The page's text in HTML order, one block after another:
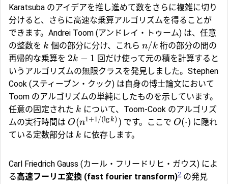
Karatsuba のアイデアを推し進めて数をさらに複雑に切り
分けると、さらに高速な乗算アルゴリズムを得ることが
できます。Andrei Toom (アンドレイ・トゥーム) は、任意
の整数を k 個の部分に分け、これら n/k 桁の部分の間の
再帰的な乗算を 2k − 1 回だけ使って元の積を計算すると
いうアルゴリズムの無限クラスを発見しました。Stephen
Cook (スティーブン・クック) は自身の博士論文において
Toom のアルゴリズムの単純にしたものを示しています。
任意の固定された k について、Toom-Cook のアルゴリズ
ムの実行時間は O(n1+1/(lg k) ) です。ここで O(⋅) に隠れ
ている定数部分は k に依存します。
Carl Friedrich Gauss (カール・フリードリヒ・ガウス) によ
る高速フーリエ変換 (fast fourier transform)2の発見